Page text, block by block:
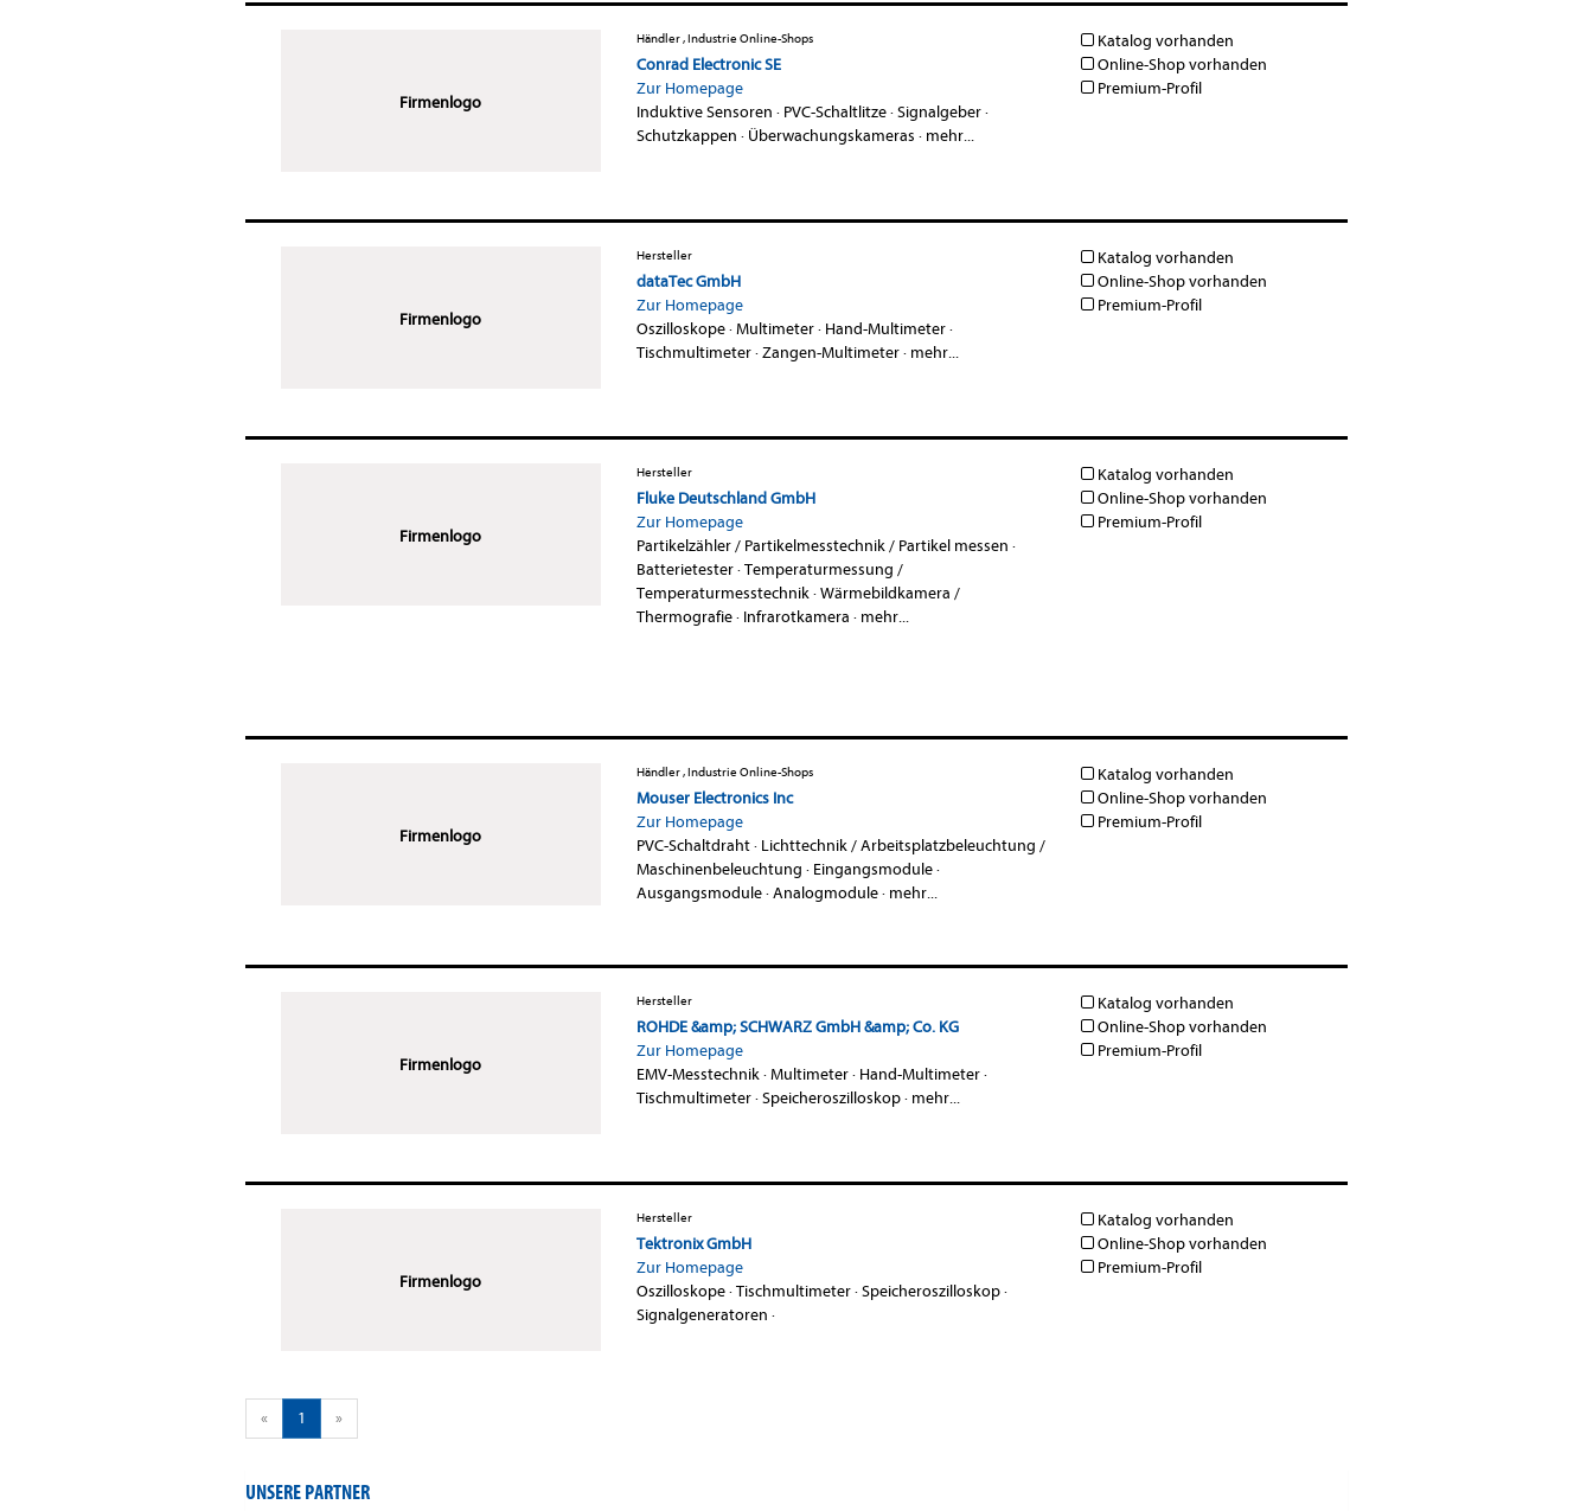
Firmenlogo
Händler , Industrie Online-Shops
Conrad Electronic SE
Zur Homepage
Induktive Sensoren · PVC-Schaltlitze·Signalgeber·
Schutzkappen · Überwachungskameras · mehr...
Katalog vorhanden
Online-Shop vorhanden
Premium-Profil
Firmenlogo
Hersteller
dataTec GmbH
Zur Homepage
Oszilloskope·Multimeter· Hand-Multimeter·
Tischmultimeter·Zangen-Multimeter· mehr...
Katalog vorhanden
Online-Shop vorhanden
Premium-Profil
Firmenlogo
Hersteller
Fluke Deutschland GmbH
Zur Homepage
Partikelzähler / Partikelmesstechnik / Partikel messen ·
Batterietester·Temperaturmessung /
Temperaturmesstechnik·Wärmebildkamera /
Thermografie· Infrarotkamera · mehr...
Katalog vorhanden
Online-Shop vorhanden
Premium-Profil
Firmenlogo
Händler , Industrie Online-Shops
Mouser Electronics Inc
Zur Homepage
PVC-Schaltdraht· Lichttechnik / Arbeitsplatzbeleuchtung /
Maschinenbeleuchtung · Eingangsmodule·
Ausgangsmodule·Analogmodule· mehr...
Katalog vorhanden
Online-Shop vorhanden
Premium-Profil
Firmenlogo
Hersteller
ROHDE &amp; SCHWARZ GmbH &amp; Co. KG
Zur Homepage
EMV-Messtechnik·Multimeter· Hand-Multimeter·
Tischmultimeter·Speicheroszilloskop· mehr...
Katalog vorhanden
Online-Shop vorhanden
Premium-Profil
Firmenlogo
Hersteller
Tektronix GmbH
Zur Homepage
Oszilloskope·Tischmultimeter·Speicheroszilloskop·
Signalgeneratoren ·
Katalog vorhanden
Online-Shop vorhanden
Premium-Profil
« 1 »
UNSERE PARTNER